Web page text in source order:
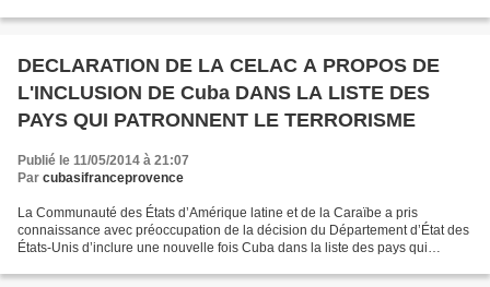
DECLARATION DE LA CELAC A PROPOS DE
L'INCLUSION DE Cuba DANS LA LISTE DES
PAYS QUI PATRONNENT LE TERRORISME
Publié le 11/05/2014 à 21:07
Par cubasifranceprovence
La Communauté des États d’Amérique latine et de la Caraïbe a pris
connaissance avec préoccupation de la décision du Département d’État des
États-Unis d’inclure une nouvelle fois Cuba dans la liste des pays qui